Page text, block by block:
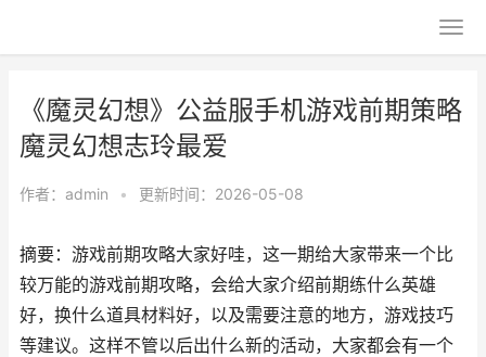
《魔灵幻想》公益服手机游戏前期策略
魔灵幻想志玲最爱
作者： admin • 更新时间：2026-05-08
摘要：游戏前期攻略大家好哇，这一期给大家带来一个比
较万能的游戏前期攻略，会给大家介绍前期练什么英雄
好，换什么道具材料好，以及需要注意的地方，游戏技巧
等建议。这样不管以后出什么新的活动，大家都会有一个